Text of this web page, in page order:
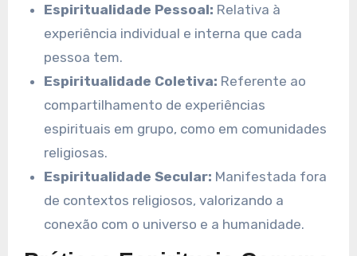
Espiritualidade Pessoal: Relativa à
experiência individual e interna que cada
pessoa tem.
Espiritualidade Coletiva: Referente ao
compartilhamento de experiências
espirituais em grupo, como em comunidades
religiosas.
Espiritualidade Secular: Manifestada fora
de contextos religiosos, valorizando a
conexão com o universo e a humanidade.